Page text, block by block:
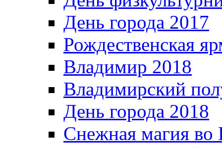
День города 2017
Рождественская
Владимир 2018
Владимирский
День города 2018
Снежная магия во